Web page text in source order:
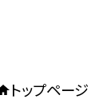
トップページ